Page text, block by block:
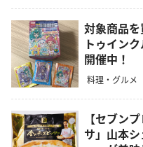
対象商品
トゥイン
開催中！
料理・グルメ
【セブン
サ」山本